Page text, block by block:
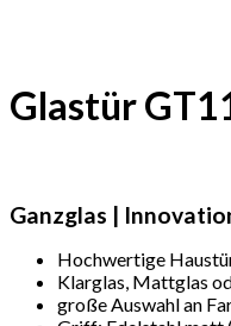
Glastür
Ganzglas |
Hochwertige
Klarglas, Mattglas
große Auswahl an